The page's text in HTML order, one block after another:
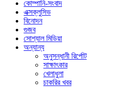
কোম্পানি-সংবাদ
এক্সক্লুসিভ
বিনোদন
গুজব
সোশ্যাল মিডিয়া
অন্যান্য
অনুসন্ধানী রির্পোট
সাক্ষাৎকার
খেলাধুলা
চাকরির খবর